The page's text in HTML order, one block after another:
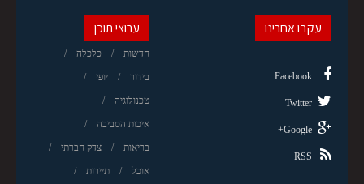
ערוצי תוכן
חדשות כלכלה
בידור יופי
טכנולוגיה
איכות הסביבה
בריאות צדק חברתי
אוכל תיירות
עקבו אחרינו
Facebook
Twitter
Google+
RSS